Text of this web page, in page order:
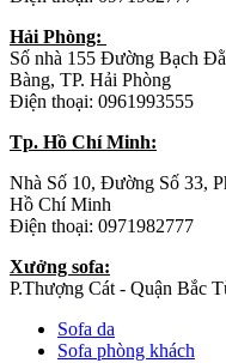
Hải Phòng:
Số nhà 155 Đường Bạch
Bàng, TP. Hải Phòng
Điện thoại: 0961993555
Tp. Hồ Chí Minh:
Nhà Số 10, Đường Số 33,
Hồ Chí Minh
Điện thoại: 0971982777
Xưởng sofa:
P.Thượng Cát - Quận Bắc
Sofa da
Sofa phòng khách